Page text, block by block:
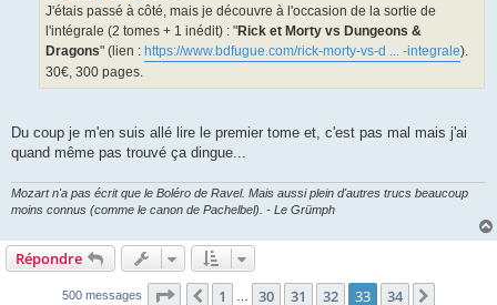
J'étais passé à côté, mais je découvre à l'occasion de la sortie de
l'intégrale (2 tomes + 1 inédit) : "Rick et Morty vs Dungeons &
Dragons" (lien : https://www.bdfugue.com/rick-morty-vs-d ... -integrale).
30€, 300 pages.
Du coup je m'en suis allé lire le premier tome et, c'est pas mal mais j'ai
quand même pas trouvé ça dingue...
Mozart n'a pas écrit que le Boléro de Ravel. Mais aussi plein d'autres trucs beaucoup
moins connus (comme le canon de Pachelbel). - Le Grümph
Répondre
500 messages Page 33 sur 34
Précédent
1 … 30 31 32 33 34